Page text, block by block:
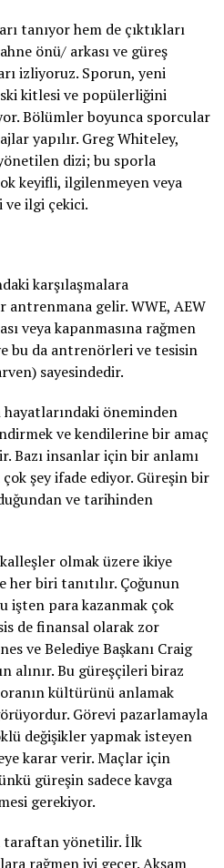
tanıyor hem de çıktıkları
önü/ arkası ve güreş
izliyoruz. Sporun, yeni
kitlesi ve popülerliğini
Bölümler boyunca sporcular
yapılır. Greg Whiteley,
dizi; bu sporla
keyifli, ilgilenmeyen veya
ilgi çekici.
karşılaşmalara
antrenmana gelir. WWE, AEW
veya kapanmasına rağmen
bu da antrenörleri ve tesisin
sayesindedir.
öneminden
ve kendilerine bir amaç
Bazı insanlar için bir anlamı
şey ifade ediyor. Güreşin bir
ve tarihinden
olmak üzere ikiye
her biri tanıtılır. Çoğunun
işten para kazanmak çok
de finansal olarak zor
ve Belediye Başkanı Craig
alınır. Bu güreşçileri biraz
kültürünü anlamak
Görevi pazarlamayla
değişikler yapmak isteyen
karar verir. Maçlar için
güreşin sadece kavga
gerekiyor.
taraftan yönetilir. İlk
rağmen iyi geçer. Akşam